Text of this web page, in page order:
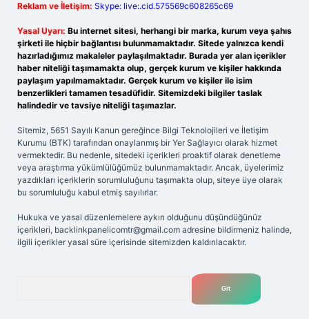
Reklam ve İletişim: Skype: live:.cid.575569c608265c69
Yasal Uyarı: Bu internet sitesi, herhangi bir marka, kurum veya şahıs
şirketi ile hiçbir bağlantısı bulunmamaktadır. Sitede yalnızca kendi
hazırladığımız makaleler paylaşılmaktadır. Burada yer alan içerikler
haber niteliği taşımamakta olup, gerçek kurum ve kişiler hakkında
paylaşım yapılmamaktadır. Gerçek kurum ve kişiler ile isim
benzerlikleri tamamen tesadüfidir. Sitemizdeki bilgiler taslak
halindedir ve tavsiye niteliği taşımazlar.
Sitemiz, 5651 Sayılı Kanun gereğince Bilgi Teknolojileri ve İletişim
Kurumu (BTK) tarafından onaylanmış bir Yer Sağlayıcı olarak hizmet
vermektedir. Bu nedenle, sitedeki içerikleri proaktif olarak denetleme
veya araştırma yükümlülüğümüz bulunmamaktadır. Ancak, üyelerimiz
yazdıkları içeriklerin sorumluluğunu taşımakta olup, siteye üye olarak
bu sorumluluğu kabul etmiş sayılırlar.
Hukuka ve yasal düzenlemelere aykırı olduğunu düşündüğünüz
içerikleri, backlinkpanelicomtr@gmail.com adresine bildirmeniz halinde,
ilgili içerikler yasal süre içerisinde sitemizden kaldırılacaktır.